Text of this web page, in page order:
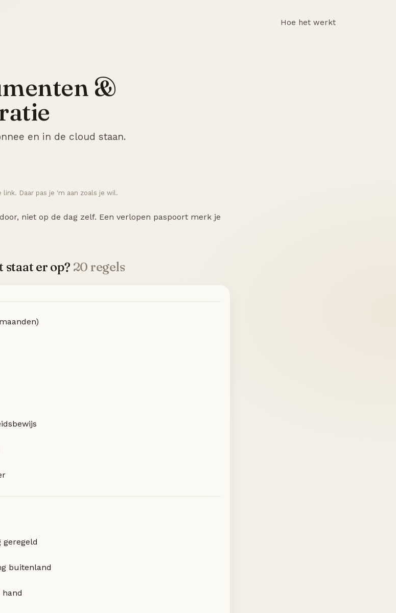
Hoe het werkt
&
en in de cloud staan.
Daar pas je 'm aan zoals je wil.
niet op de dag zelf. Een verlopen paspoort merk je
staat er op? 20 regels
buitenland
hand